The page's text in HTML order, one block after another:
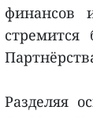
финансов
Разделяя